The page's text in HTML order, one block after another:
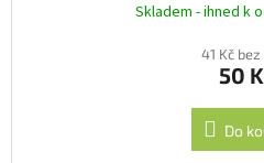
Skladem - ihned k
41 Kč bez
50
Do